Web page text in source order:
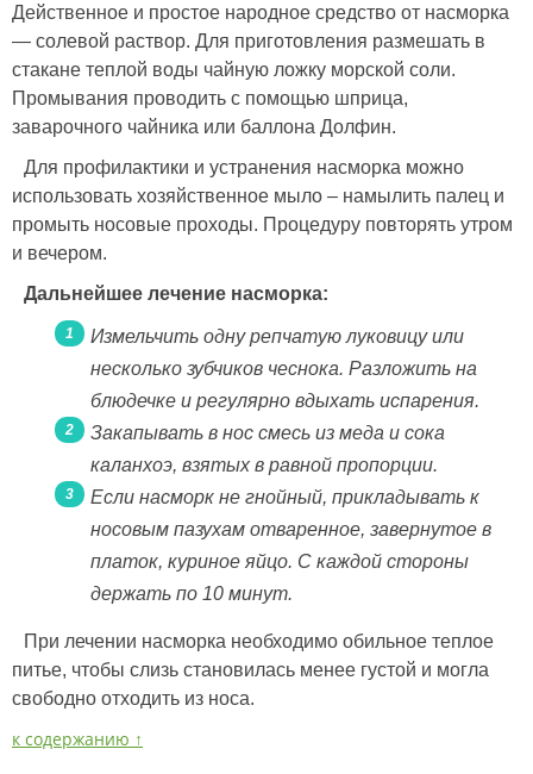
Действенное и простое народное средство от насморка
— солевой раствор. Для приготовления размешать в
стакане теплой воды чайную ложку морской соли.
Промывания проводить с помощью шприца,
заварочного чайника или баллона Долфин.
Для профилактики и устранения насморка можно
использовать хозяйственное мыло – намылить палец и
промыть носовые проходы. Процедуру повторять утром
и вечером.
Дальнейшее лечение насморка:
Измельчить одну репчатую луковицу или
несколько зубчиков чеснока. Разложить на
блюдечке и регулярно вдыхать испарения.
Закапывать в нос смесь из меда и сока
каланхоэ, взятых в равной пропорции.
Если насморк не гнойный, прикладывать к
носовым пазухам отваренное, завернутое в
платок, куриное яйцо. С каждой стороны
держать по 10 минут.
При лечении насморка необходимо обильное теплое
питье, чтобы слизь становилась менее густой и могла
свободно отходить из носа.
к содержанию ↑